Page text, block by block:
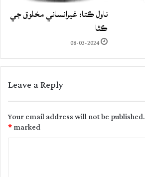
ناول ڪتا: غيرانساني مخلوق جي
ڪٿا
08-03-2024
Leave a Reply
Your email address will not be published.
marked
*